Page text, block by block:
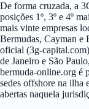
De forma cruzada, a
posições 1º, 3º e 4º
mais vinte empresas
Bermudas, Cayman e
oficial (3g-
de Janeiro e São
bermuda-online.org é
sedes offshore na ilha
abertas naquela